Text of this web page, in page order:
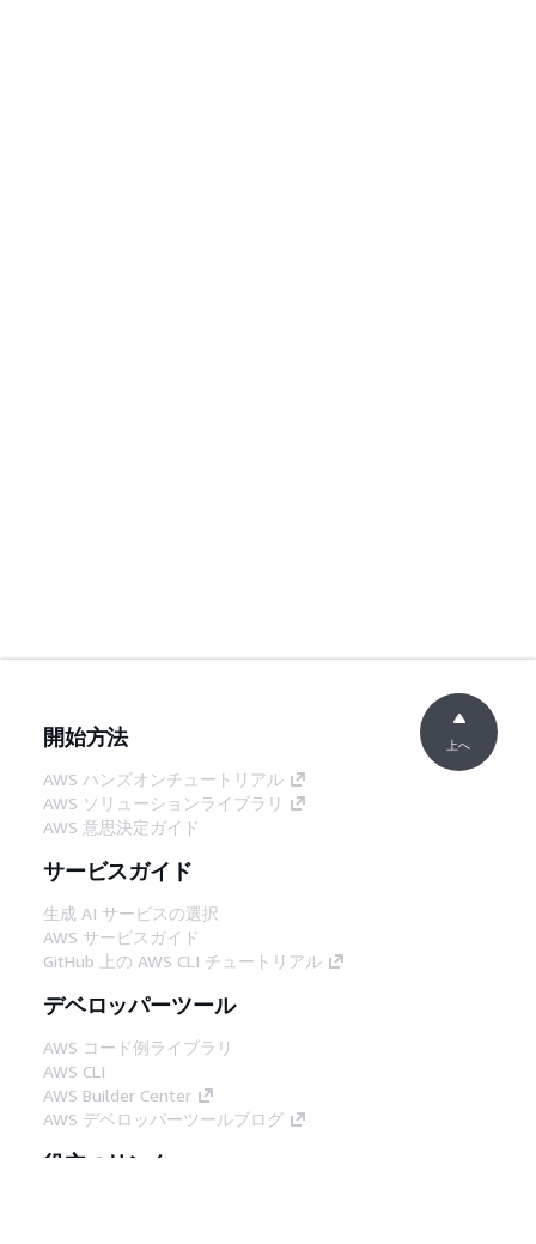
開始方法
AWS ハンズオンチュートリアル
AWS ソリューションライブラリ
AWS 意思決定ガイド
サービスガイド
生成 AI サービスの選択
AWS サービスガイド
GitHub 上の AWS CLI チュートリアル
デベロッパーツール
AWS コード例ライブラリ
AWS CLI
AWS Builder Center
AWS デベロッパーツールブログ
役立つリンク
上へ